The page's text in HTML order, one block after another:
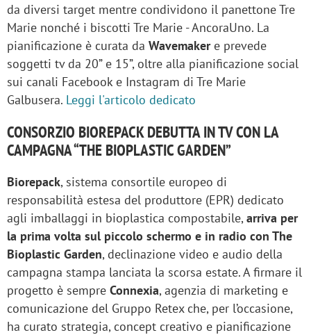
da diversi target mentre condividono il panettone Tre
Marie nonché i biscotti Tre Marie - AncoraUno. La
pianificazione è curata da Wavemaker e prevede
soggetti tv da 20” e 15”, oltre alla pianificazione social
sui canali Facebook e Instagram di Tre Marie
Galbusera. Leggi l'articolo dedicato
CONSORZIO BIOREPACK DEBUTTA IN TV CON LA
CAMPAGNA “THE BIOPLASTIC GARDEN”
Biorepack, sistema consortile europeo di
responsabilità estesa del produttore (EPR) dedicato
agli imballaggi in bioplastica compostabile,arriva per
la prima volta sul piccolo schermo e in radio con The
Bioplastic Garden, declinazione video e audio della
campagna stampa lanciata la scorsa estate. A firmare il
progetto è sempre Connexia, agenzia di marketing e
comunicazione del Gruppo Retex che, per l’occasione,
ha curato strategia, concept creativo e pianificazione